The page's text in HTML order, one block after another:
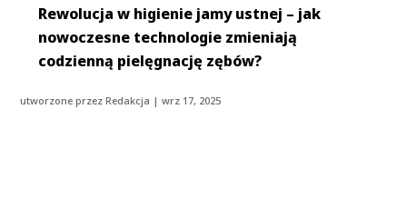
Rewolucja w higienie jamy ustnej – jak
nowoczesne technologie zmieniają
codzienną pielęgnację zębów?
utworzone przezRedakcja |wrz 17, 2025